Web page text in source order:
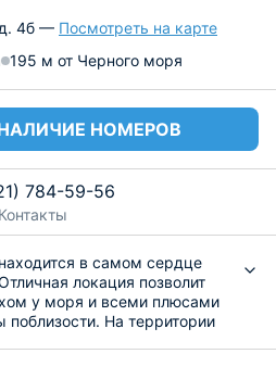
4б — Посмотреть на карте
195 м от Черного моря
НОМЕРОВ
784-59-56
Контакты
в самом сердце
локация позволит
у моря и всеми плюсами
поблизости. На территории